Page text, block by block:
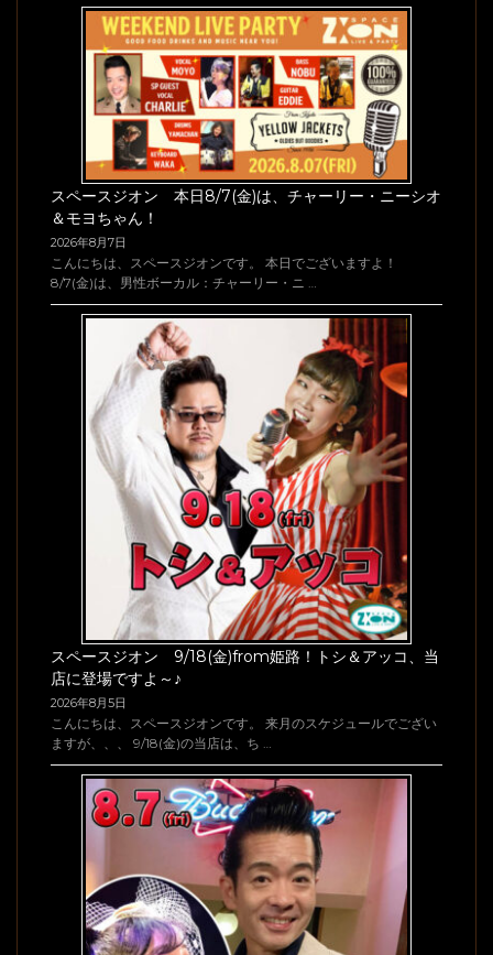
スペースジオン 本日8/7(金)は、チャーリー・ニーシオ
＆モヨちゃん！
2026年8月7日
こんにちは、スペースジオンです。 本日でございますよ！
8/7(金)は、男性ボーカル：チャーリー・ニ …
スペースジオン 9/18(金)from姫路！トシ＆アッコ、当
店に登場ですよ～♪
2026年8月5日
こんにちは、スペースジオンです。 来月のスケジュールでござい
ますが、、、 9/18(金)の当店は、ち …